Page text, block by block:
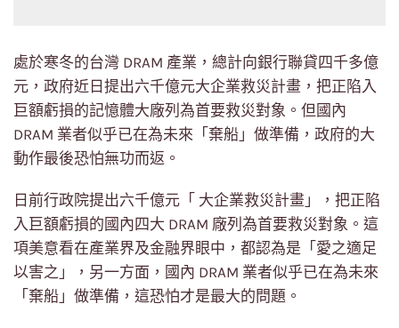
處於寒冬的台灣 DRAM 產業，總計向銀行聯貸四千多億
元，政府近日提出六千億元大企業救災計畫，把正陷入
巨額虧損的記憶體大廠列為首要救災對象。但國內
DRAM 業者似乎已在為未來「棄船」做準備，政府的大
動作最後恐怕無功而返。
日前行政院提出六千億元「 大企業救災計畫」，把正陷
入巨額虧損的國內四大 DRAM 廠列為首要救災對象。這
項美意看在產業界及金融界眼中，都認為是「愛之適足
以害之」，另一方面，國內 DRAM 業者似乎已在為未來
「棄船」做準備，這恐怕才是最大的問題。